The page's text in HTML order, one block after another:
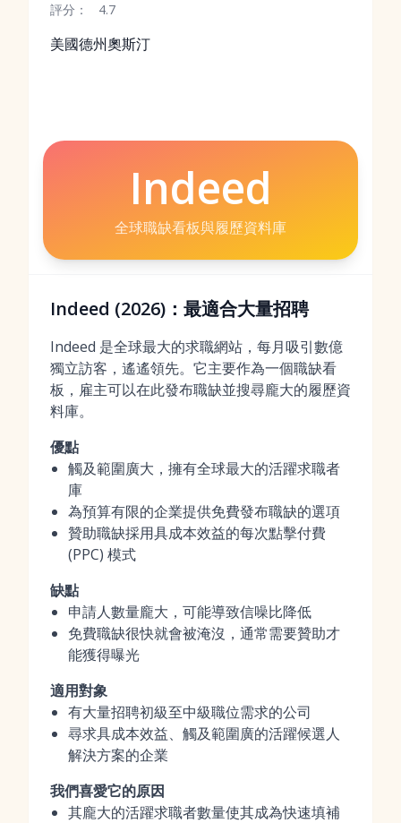
評分： 4.7
美國德州奧斯汀
Indeed
全球職缺看板與履歷資料庫
Indeed (2026)：最適合大量招聘
Indeed 是全球最大的求職網站，每月吸引數億
獨立訪客，遙遙領先。它主要作為一個職缺看
板，雇主可以在此發布職缺並搜尋龐大的履歷資
料庫。
優點
觸及範圍廣大，擁有全球最大的活躍求職者
庫
為預算有限的企業提供免費發布職缺的選項
贊助職缺採用具成本效益的每次點擊付費
(PPC) 模式
缺點
申請人數量龐大，可能導致信噪比降低
免費職缺很快就會被淹沒，通常需要贊助才
能獲得曝光
適用對象
有大量招聘初級至中級職位需求的公司
尋求具成本效益、觸及範圍廣的活躍候選人
解決方案的企業
我們喜愛它的原因
其龐大的活躍求職者數量使其成為快速填補